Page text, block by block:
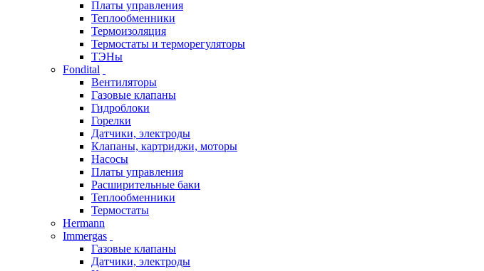
Платы управления
Теплообменники
Термоизоляция
Термостаты и терморегуляторы
ТЭНы
Fondital
Вентиляторы
Газовые клапаны
Гидроблоки
Горелки
Датчики, электроды
Клапаны, картриджи, моторы
Насосы
Платы управления
Расширительные баки
Теплообменники
Термостаты
Hermann
Immergas
Газовые клапаны
Датчики, электроды